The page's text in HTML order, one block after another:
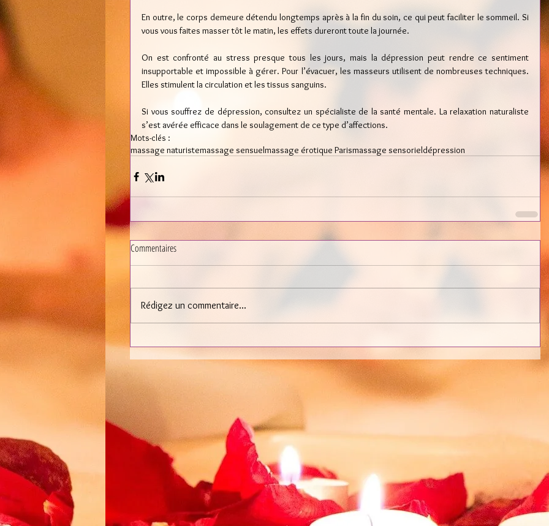
En outre, le corps demeure détendu longtemps après à la fin du soin, ce qui peut faciliter le sommeil. Si
vous vous faites masser tôt le matin, les effets dureront toute la journée.
On est confronté au stress presque tous les jours, mais la dépression peut rendre ce sentiment
insupportable et impossible à gérer. Pour l’évacuer, les masseurs utilisent de nombreuses techniques.
Elles stimulent la circulation et les tissus sanguins.
Si vous souffrez de dépression, consultez un spécialiste de la santé mentale. La relaxation naturaliste
s’est avérée efficace dans le soulagement de ce type d’affections.
Mots-clés :
massage naturistemassage sensuelmassage érotique Parismassage sensorieldépression
Commentaires
Rédigez un commentaire...